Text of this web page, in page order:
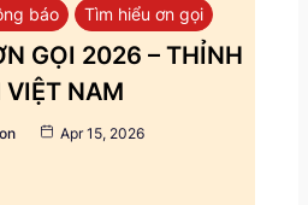
báo Tìm hiểu ơn gọi
GỌI 2026 – THỈNH
NAM
Apr 15, 2026